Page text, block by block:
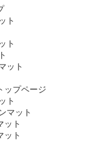
ト
ト
ット
ップページ
ト
マット
ット
ット